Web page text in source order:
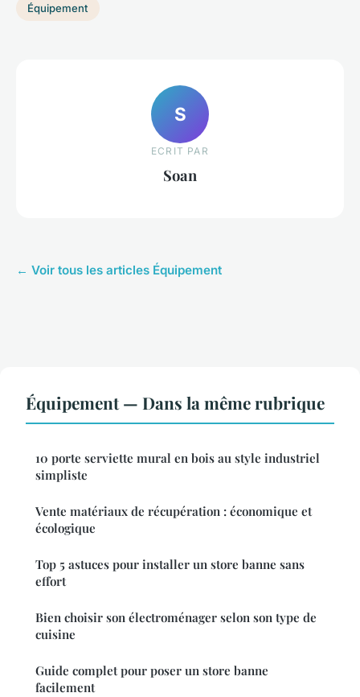
Équipement
S
ECRIT PAR
Soan
← Voir tous les articles Équipement
Équipement — Dans la même rubrique
10 porte serviette mural en bois au style industriel
simpliste
Vente matériaux de récupération : économique et
écologique
Top 5 astuces pour installer un store banne sans
effort
Bien choisir son électroménager selon son type de
cuisine
Guide complet pour poser un store banne
facilement